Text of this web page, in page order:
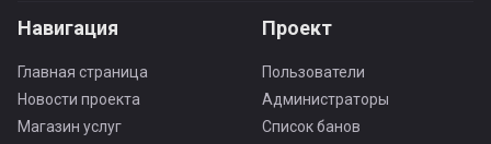
Навигация
Главная страница
Новости проекта
Магазин услуг
Проект
Пользователи
Администраторы
Список банов